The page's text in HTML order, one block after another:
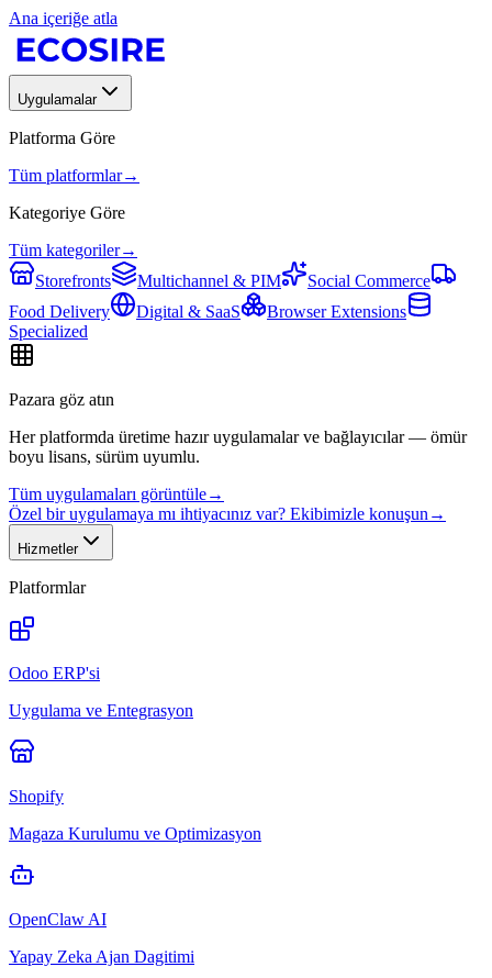
Ana içeriğe atla
Uygulamalar
Platforma Göre
Tüm platformlar→
Kategoriye Göre
Tüm kategoriler→
Storefronts
Multichannel & PIM
Social Commerce
Food Delivery
Digital & SaaS
Browser Extensions
Specialized
Pazara göz atın
Her platformda üretime hazır uygulamalar ve bağlayıcılar — ömür
boyu lisans, sürüm uyumlu.
Tüm uygulamaları görüntüle→
Özel bir uygulamaya mı ihtiyacınız var? Ekibimizle konuşun →
Hizmetler
Platformlar
Odoo ERP'si
Uygulama ve Entegrasyon
Shopify
Magaza Kurulumu ve Optimizasyon
OpenClaw AI
Yapay Zeka Ajan Dagitimi